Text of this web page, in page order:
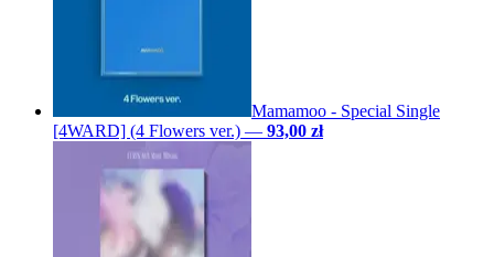
Mamamoo - Special Single
[4WARD] (4 Flowers ver.) — 93,00 zł